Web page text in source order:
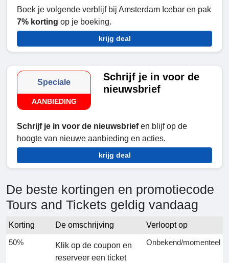
Boek je volgende verblijf bij Amsterdam Icebar en pak
7% korting op je boeking.
krijg deal
Speciale
AANBIEDING
Schrijf je in voor de
nieuwsbrief
Schrijf je in voor de nieuwsbriefen blijf op de
hoogte van nieuwe aanbieding en acties.
krijg deal
De beste kortingen en promotiecode
Tours and Tickets geldig vandaag
Korting De omschrijving
Verloopt op
50%
Klik op de coupon en
reserveer een ticket
Onbekend/momenteel